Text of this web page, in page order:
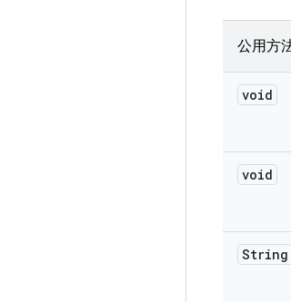
公用方
void
void
String